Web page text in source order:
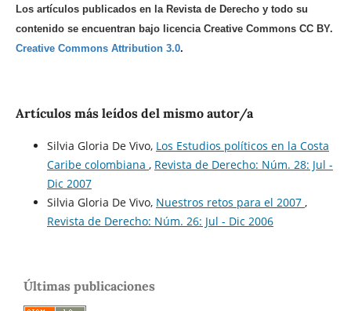
Los artículos publicados en la Revista de Derecho y todo su
contenido se encuentran bajo licencia Creative Commons CC BY.
Creative Commons Attribution 3.0.
Artículos más leídos del mismo autor/a
Silvia Gloria De Vivo, Los Estudios políticos en la Costa
Caribe colombiana , Revista de Derecho: Núm. 28: Jul -
Dic 2007
Silvia Gloria De Vivo, Nuestros retos para el 2007 ,
Revista de Derecho: Núm. 26: Jul - Dic 2006
Últimas publicaciones